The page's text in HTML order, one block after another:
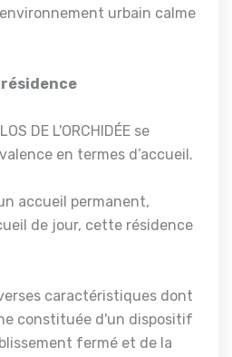
urbain calme
DE L'ORCHIDÉE se
en termes d’accueil.
accueil permanent,
de jour, cette résidence
caractéristiques dont
constituée d'un dispositif
fermé et de la